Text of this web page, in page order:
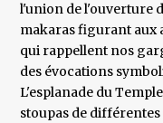
l'union de l'ouverture
makaras figurant aux
qui rappellent nos
des évocations
L'esplanade du
stoupas de